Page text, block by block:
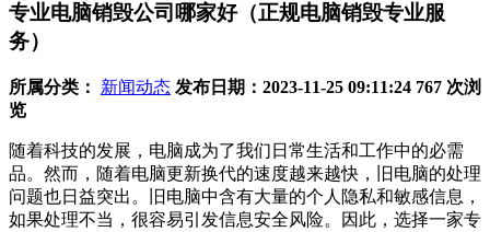
专业电脑销毁公司哪家好（正规电脑销毁专业服
务）
所属分类： 新闻动态 发布日期：2023-11-25 09:11:24 767 次浏
览
随着科技的发展，电脑成为了我们日常生活和工作中的必需
品。然而，随着电脑更新换代的速度越来越快，旧电脑的处理
问题也日益突出。旧电脑中含有大量的个人隐私和敏感信息，
如果处理不当，很容易引发信息安全风险。因此，选择一家专